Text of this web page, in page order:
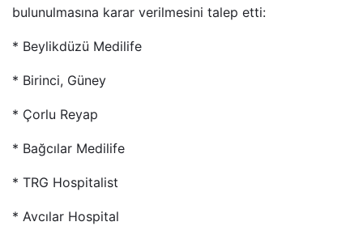
bulunulmasına karar verilmesini talep etti:
* Beylikdüzü Medilife
* Birinci, Güney
* Çorlu Reyap
* Bağcılar Medilife
* TRG Hospitalist
* Avcılar Hospital